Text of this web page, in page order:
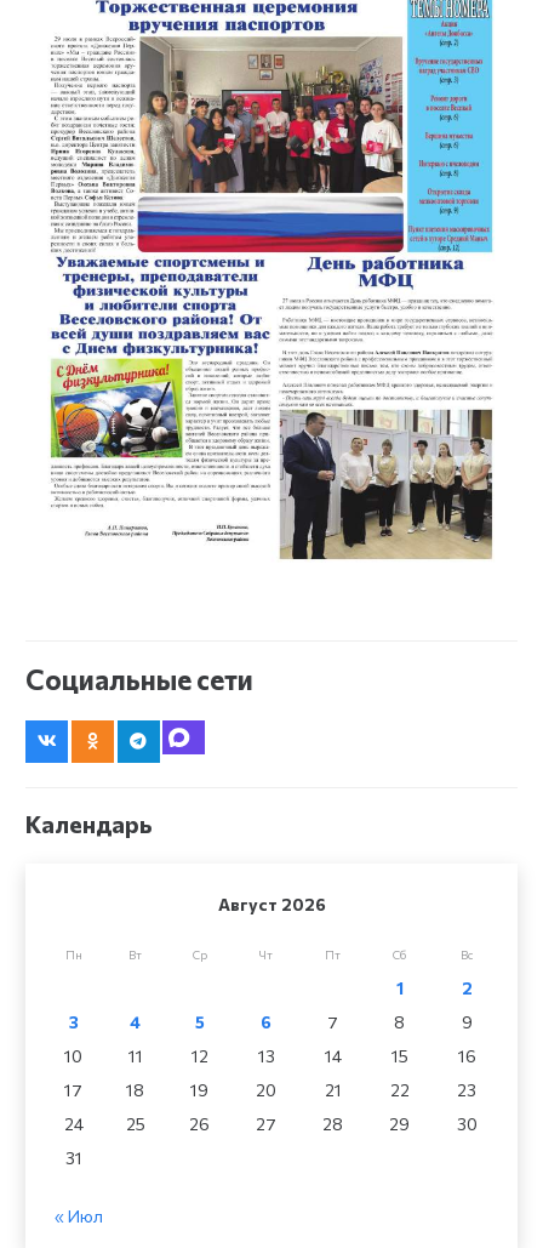
Социальные сети
Календарь
Август 2026
Пн Вт Ср Чт Пт Сб Вс
1
2
3
4 5 6 7 8
9
10
11 12 13 14 15
16
17
18 19 20 21 22
23
24
25 26 27 28 29
30
31
« Июл